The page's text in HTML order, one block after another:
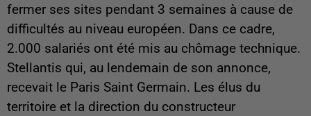
fermer ses sites pendant 3 semaines à cause de
difficultés au niveau européen. Dans ce cadre,
2.000 salariés ont été mis au chômage technique.
Stellantis qui, au lendemain de son annonce,
recevait le Paris Saint Germain. Les élus du
territoire et la direction du constructeur